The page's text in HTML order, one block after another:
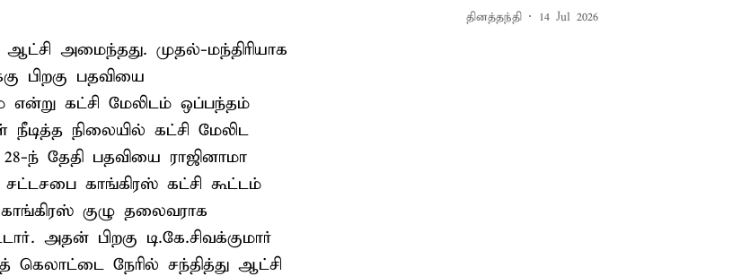
அமைந்தது. முதல்-மந்திரியாக
பிறகு பதவியை
என்று கட்சி மேலிடம் ஒப்பந்தம்
நிலையில் கட்சி மேலிட
ந் தேதி பதவியை ராஜினாமா
காங்கிரஸ் கட்சி கூட்டம்
குழு தலைவராக
அதன் பிறகு டி.கே.சிவக்குமார்
நேரில் சந்தித்து ஆட்சி
தினத்தந்தி 14 Jul 2026